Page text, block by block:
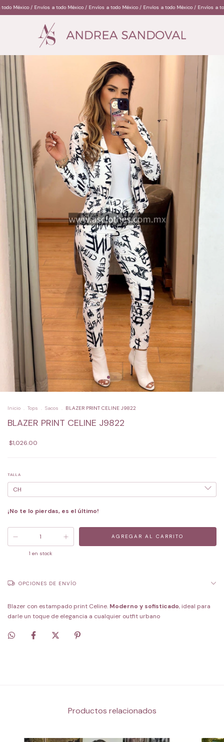
a todo México / Envíos a todo México / Envíos a todo México / Envíos a todo México
Inicio . Tops . Sacos . BLAZER PRINT CELINE J9822
BLAZER PRINT CELINE J9822
$1,026.00
TALLA
¡No te lo pierdas, es el último!
1 en stock
OPCIONES DE ENVÍO
Blazer con estampado print Celine. Moderno y sofisticado, ideal para
darle un toque de elegancia a cualquier outfit urbano
Productos relacionados